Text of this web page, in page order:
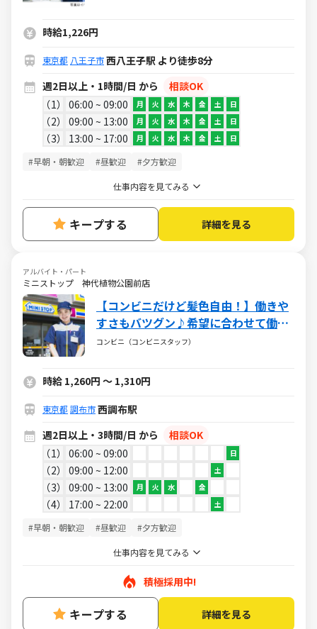
時給1,226円
東京都 八王子市西八王子駅 より徒歩8分
週2日以上・1時間/日 から
相談OK
1
06:00 ~ 09:00 月 火 水 木 金 土 日
2 09:00 ~ 13:00 月 火 水 木 金 土 日
3 13:00 ~ 17:00 月 火 水 木 金 土 日
#早朝・朝歓迎 #昼歓迎 #夕方歓迎
仕事内容を見てみる
キープする 詳細を見る
アルバイト・パート
ミニストップ 神代植物公園前店
【コンビニだけど髪色自由！】働きや
すさもバツグン♪希望に合わせて働け
るミニストップ☆バイトデビューも大
コンビニ（コンビニスタッフ）
時給 1,260円 ～ 1,310円
東京都 調布市西調布駅
週2日以上・3時間/日 から
相談OK
1
06:00 ~ 09:00 日
2 09:00 ~ 12:00 土
3 09:00 ~ 13:00 月 火 水 金
4 17:00 ~ 22:00 土
#早朝・朝歓迎 #昼歓迎 #夕方歓迎
仕事内容を見てみる
積極採用中!
キープする 詳細を見る